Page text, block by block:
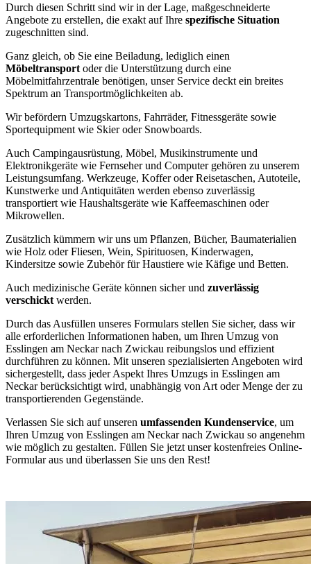
Durch diesen Schritt sind wir in der Lage, maßgeschneiderte
Angebote zu erstellen, die exakt auf Ihre spezifische Situation
zugeschnitten sind.
Ganz gleich, ob Sie eine Beiladung, lediglich einen
Möbeltransport oder die Unterstützung durch eine
Möbelmitfahrzentrale benötigen, unser Service deckt ein breites
Spektrum an Transportmöglichkeiten ab.
Wir befördern Umzugskartons, Fahrräder, Fitnessgeräte sowie
Sportequipment wie Skier oder Snowboards.
Auch Campingausrüstung, Möbel, Musikinstrumente und
Elektronikgeräte wie Fernseher und Computer gehören zu unserem
Leistungsumfang. Werkzeuge, Koffer oder Reisetaschen, Autoteile,
Kunstwerke und Antiquitäten werden ebenso zuverlässig
transportiert wie Haushaltsgeräte wie Kaffeemaschinen oder
Mikrowellen.
Zusätzlich kümmern wir uns um Pflanzen, Bücher, Baumaterialien
wie Holz oder Fliesen, Wein, Spirituosen, Kinderwagen,
Kindersitze sowie Zubehör für Haustiere wie Käfige und Betten.
Auch medizinische Geräte können sicher und zuverlässig
verschickt werden.
Durch das Ausfüllen unseres Formulars stellen Sie sicher, dass wir
alle erforderlichen Informationen haben, um Ihren Umzug von
Esslingen am Neckar nach Zwickau reibungslos und effizient
durchführen zu können. Mit unseren spezialisierten Angeboten wird
sichergestellt, dass jeder Aspekt Ihres Umzugs in Esslingen am
Neckar berücksichtigt wird, unabhängig von Art oder Menge der zu
transportierenden Gegenstände.
Verlassen Sie sich auf unseren umfassenden Kundenservice, um
Ihren Umzug von Esslingen am Neckar nach Zwickau so angenehm
wie möglich zu gestalten. Füllen Sie jetzt unser kostenfreies Online-
Formular aus und überlassen Sie uns den Rest!